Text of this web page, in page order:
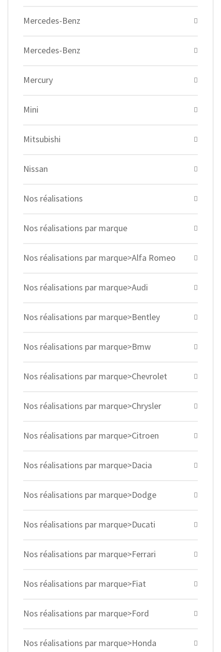
Mercedes-Benz
Mercedes-Benz
Mercury
Mini
Mitsubishi
Nissan
Nos réalisations
Nos réalisations par marque
Nos réalisations par marque>Alfa Romeo
Nos réalisations par marque>Audi
Nos réalisations par marque>Bentley
Nos réalisations par marque>Bmw
Nos réalisations par marque>Chevrolet
Nos réalisations par marque>Chrysler
Nos réalisations par marque>Citroen
Nos réalisations par marque>Dacia
Nos réalisations par marque>Dodge
Nos réalisations par marque>Ducati
Nos réalisations par marque>Ferrari
Nos réalisations par marque>Fiat
Nos réalisations par marque>Ford
Nos réalisations par marque>Honda